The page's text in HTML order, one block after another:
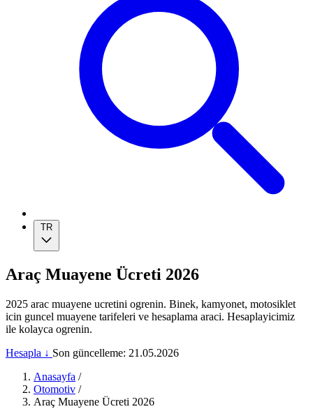
TR
Araç Muayene Ücreti 2026
2025 arac muayene ucretini ogrenin. Binek, kamyonet, motosiklet
icin guncel muayene tarifeleri ve hesaplama araci. Hesaplayicimiz
ile kolayca ogrenin.
Hesapla ↓ Son güncelleme: 21.05.2026
Anasayfa /
Otomotiv /
Araç Muayene Ücreti 2026